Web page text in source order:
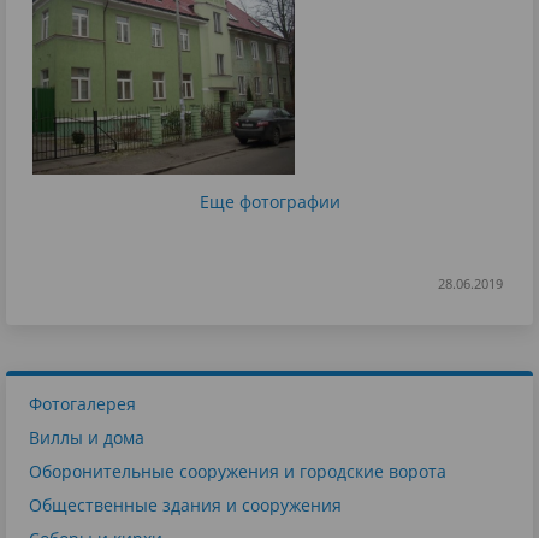
Еще фотографии
28.06.2019
Фотогалерея
Виллы и дома
Оборонительные сооружения и городские ворота
Общественные здания и сооружения